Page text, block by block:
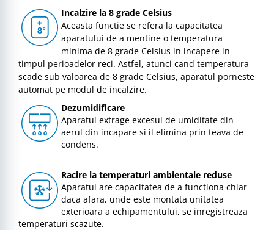
Incalzire la 8 grade Celsius
Aceasta functie se refera la capacitatea
aparatului de a mentine o temperatura
minima de 8 grade Celsius in incapere in
timpul perioadelor reci. Astfel, atunci cand temperatura
scade sub valoarea de 8 grade Celsius, aparatul porneste
automat pe modul de incalzire.
Dezumidificare
Aparatul extrage excesul de umiditate din
aerul din incapare si il elimina prin teava de
condens.
Racire la temperaturi ambientale reduse
Aparatul are capacitatea de a functiona chiar
daca afara, unde este montata unitatea
exterioara a echipamentului, se inregistreaza
temperaturi scazute.